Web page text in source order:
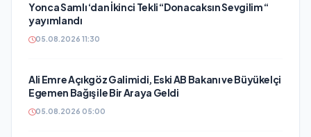
Yonca Samlı ‘dan İkinci Tekli “Donacaksın Sevgilim “
yayımlandı
05.08.2026 11:30
Ali Emre Açıkgöz Galimidi, Eski AB Bakanı ve Büyükelçi
Egemen Bağış ile Bir Araya Geldi
05.08.2026 05:00